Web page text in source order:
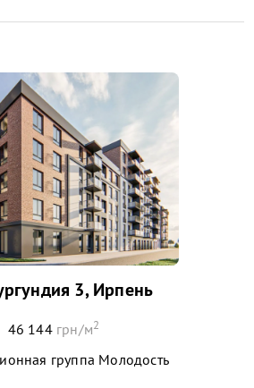
3, Ирпень
46 144 грн/м2
группа Молодость